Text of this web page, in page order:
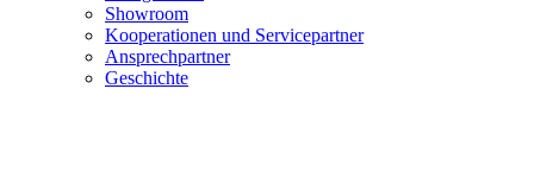
Showroom
Kooperationen und Servicepartner
Ansprechpartner
Geschichte